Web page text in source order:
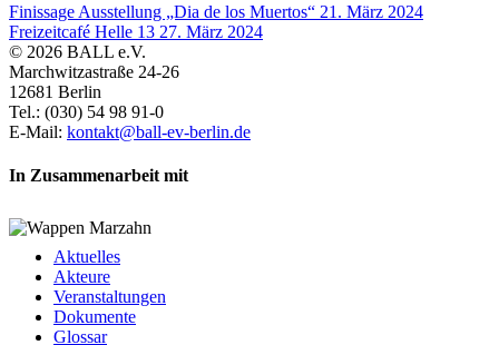
Finissage Ausstellung „Dia de los Muertos“ 21. März 2024
Freizeitcafé Helle 13 27. März 2024
© 2026 BALL e.V.
Marchwitzastraße 24-26
12681 Berlin
Tel.: (030) 54 98 91-0
E-Mail: kontakt@ball-ev-berlin.de
In Zusammenarbeit mit
Aktuelles
Akteure
Veranstaltungen
Dokumente
Glossar